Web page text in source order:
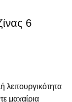
6
λειτουργικότητα
μαχαίρια